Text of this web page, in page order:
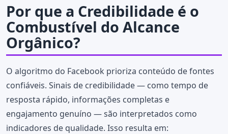
Por que a Credibilidade é o
Combustível do Alcance
Orgânico?
O algoritmo do Facebook prioriza conteúdo de fontes
confiáveis. Sinais de credibilidade — como tempo de
resposta rápido, informações completas e
engajamento genuíno — são interpretados como
indicadores de qualidade. Isso resulta em: